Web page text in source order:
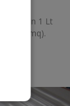
(con 1 Lt
mq).